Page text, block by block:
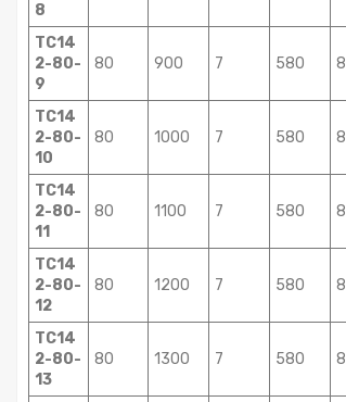
8
ТС14
2-80-
9
80 900 7 580 8
ТС14
2-80-
10
80 1000 7 580 8
ТС14
2-80-
11
80 1100 7 580 8
ТС14
2-80-
12
80 1200 7 580 8
ТС14
2-80-
13
80 1300 7 580 8